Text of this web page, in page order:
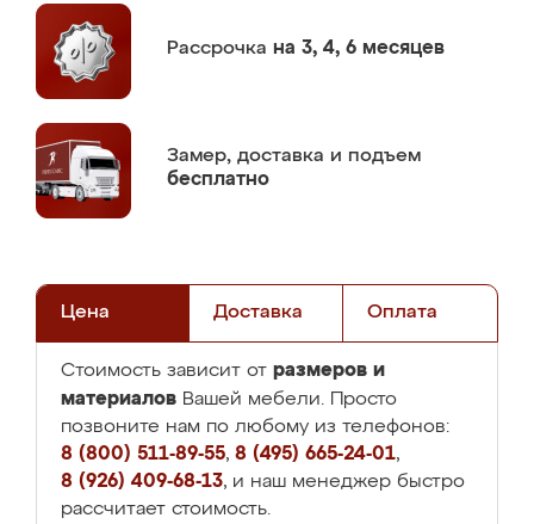
Рассрочка на 3, 4, 6 месяцев
Замер, доставка и подъем
бесплатно
Цена Доставка Оплата
Стоимость зависит от размеров и
материалов Вашей мебели. Просто
позвоните нам по любому из телефонов:
8 (800) 511-89-55, 8 (495) 665-24-01,
8 (926) 409-68-13, и наш менеджер быстро
рассчитает стоимость.